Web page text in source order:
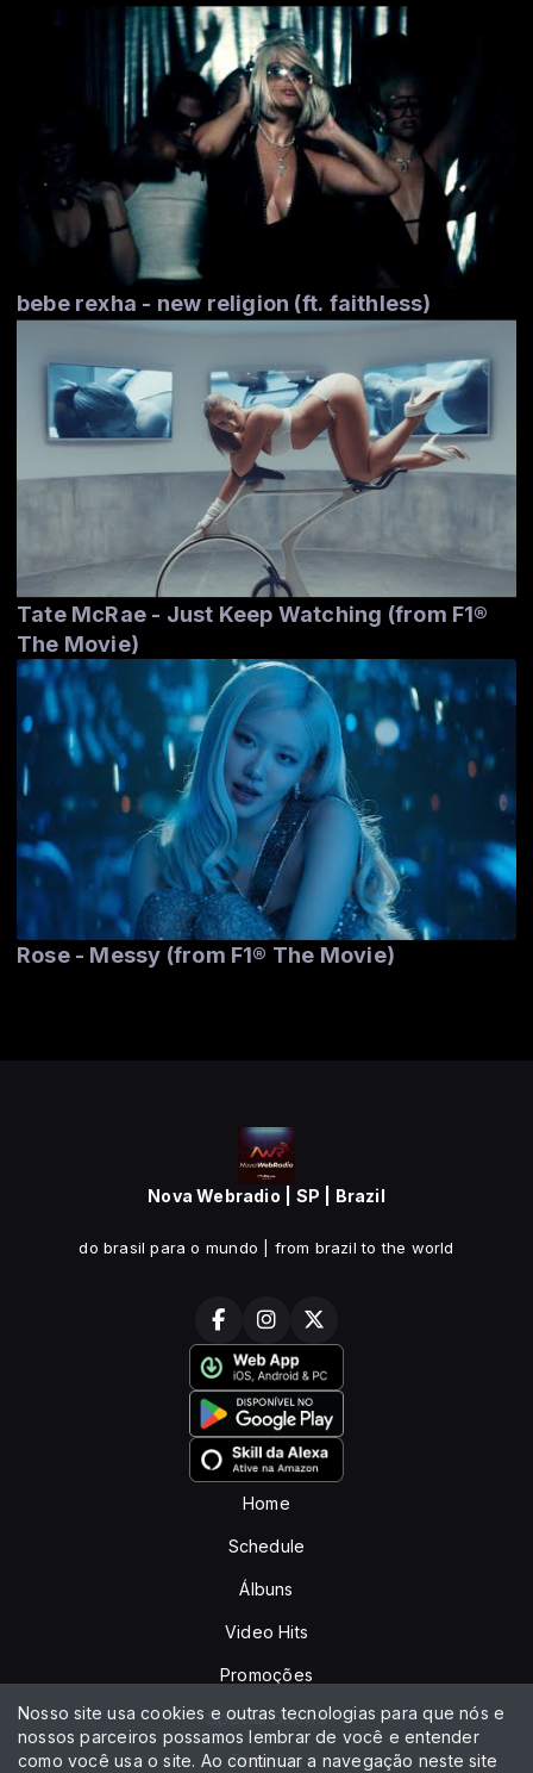
bebe rexha - new religion (ft. faithless)
Tate McRae - Just Keep Watching (from F1®
The Movie)
Rose - Messy (from F1® The Movie)
Nova Webradio | SP | Brazil
do brasil para o mundo | from brazil to the world
Home
Schedule
Álbuns
Video Hits
Promoções
Special Shows
Recados
Nosso site usa cookies e outras tecnologias para que nós e
nossos parceiros possamos lembrar de você e entender
como você usa o site. Ao continuar a navegação neste site